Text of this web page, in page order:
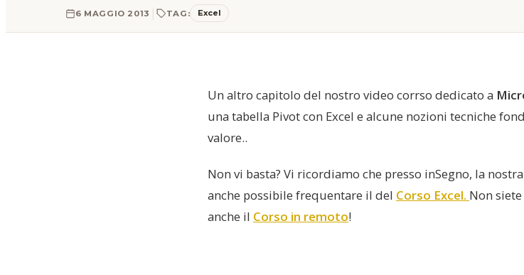
6 MAGGIO 2013 | TAG: Excel
Un altro capitolo del nostro video corrso dedicato a
una tabella Pivot con Excel e alcune nozioni tecniche
valore..
Non vi basta? Vi ricordiamo che presso inSegno, la
anche possibile frequentare il del Corso Excel. Non
anche il Corso in remoto!